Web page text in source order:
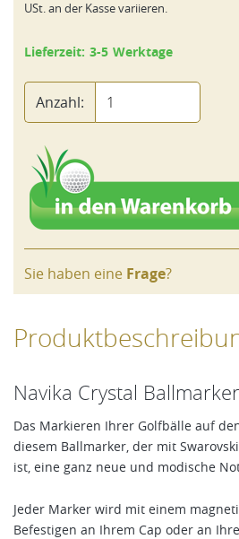
USt. an der Kasse variieren.
Lieferzeit: 3-5 Werktage
Anzahl:
Sie haben eine Frage?
Navika Crystal
Das Markieren Ihrer Golfbälle auf
diesem Ballmarker, der mit
ist, eine ganz neue und modische
Jeder Marker wird mit einem
Befestigen an Ihrem Cap oder an